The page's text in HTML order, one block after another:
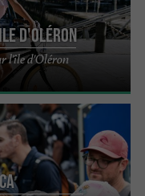
d'Oléron
l'île d'Oléron